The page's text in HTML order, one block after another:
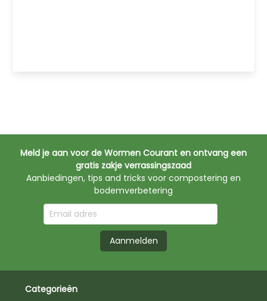
Meld je aan voor de Wormen Courant en ontvang een
gratis zakje verrassingszaad
Aanbiedingen, tips and tricks voor compostering en
bodemverbetering
Aanmelden
Categorieën